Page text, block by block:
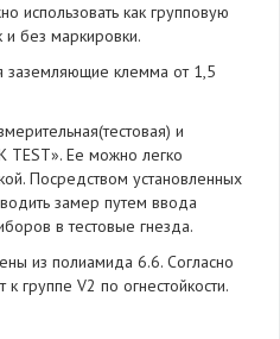
использовать как групповую
и без маркировки.
заземляющие клемма от 1,5
и
TEST». Ее можно легко
Посредством установленных
замер путем ввода
в тестовые гнезда.
из полиамида 6.6. Согласно
группе V2 по огнестойкости.